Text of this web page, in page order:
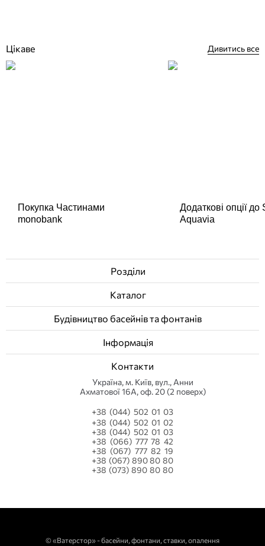
Цікаве Дивитись все
Покупка Частинами
monobank
Додаткові опції
Aquavia
Розділи
Каталог
Будівництво басейнів та фонтанів
Інформація
Контакти
Українa, м. Київ, вул., Анни
Ахматової 16А, оф. 20 (2 поверх)
+38 (044) 502 01 03
+38 (044) 502 01 02
+38 (044) 502 01 03
+38 (066) 777 78 42
+38 (067) 777 82 19
+38 (067) 890 80 80
+38 (073) 890 80 80
©«Ватерстор» - басейни, фонтани, ставки, опалення